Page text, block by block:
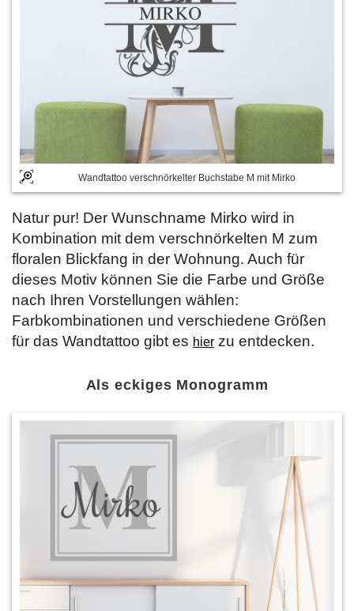
Wandtattoo verschnörkelter Buchstabe M mit Mirko
Natur pur! Der Wunschname Mirko wird in
Kombination mit dem verschnörkelten M zum
floralen Blickfang in der Wohnung. Auch für
dieses Motiv können Sie die Farbe und Größe
nach Ihren Vorstellungen wählen:
Farbkombinationen und verschiedene Größen
für das Wandtattoo gibt es hier zu entdecken.
Als eckiges Monogramm